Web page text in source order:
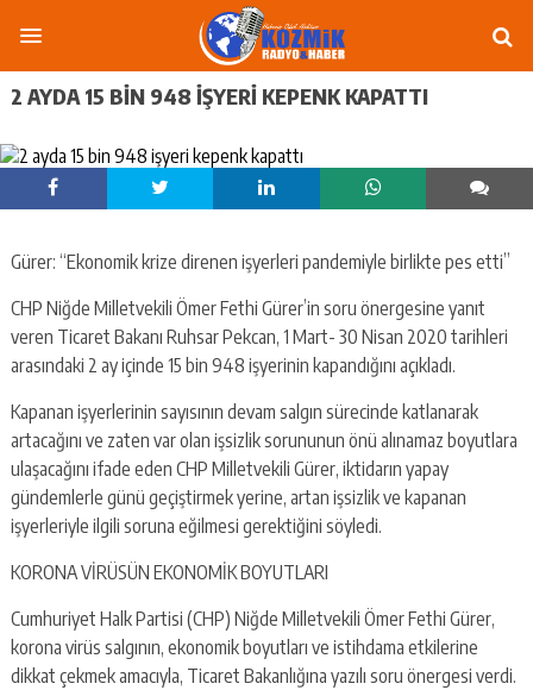
2 AYDA 15 BIN 948 IŞYERI KEPENK KAPATTI
Gürer: “Ekonomik krize direnen işyerleri pandemiyle birlikte pes etti”
CHP Niğde Milletvekili Ömer Fethi Gürer’in soru önergesine yanıt
veren Ticaret Bakanı Ruhsar Pekcan, 1 Mart- 30 Nisan 2020 tarihleri
arasındaki 2 ay içinde 15 bin 948 işyerinin kapandığını açıkladı.
Kapanan işyerlerinin sayısının devam salgın sürecinde katlanarak
artacağını ve zaten var olan işsizlik sorununun önü alınamaz boyutlara
ulaşacağını ifade eden CHP Milletvekili Gürer, iktidarın yapay
gündemlerle günü geçiştirmek yerine, artan işsizlik ve kapanan
işyerleriyle ilgili soruna eğilmesi gerektiğini söyledi.
KORONA VİRÜSÜN EKONOMİK BOYUTLARI
Cumhuriyet Halk Partisi (CHP) Niğde Milletvekili Ömer Fethi Gürer,
korona virüs salgının, ekonomik boyutları ve istihdama etkilerine
dikkat çekmek amacıyla, Ticaret Bakanlığına yazılı soru önergesi verdi.